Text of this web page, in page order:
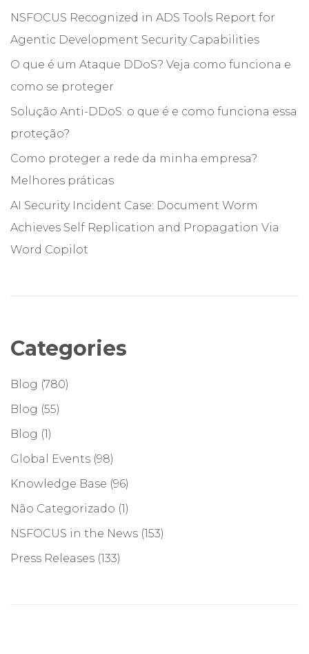
NSFOCUS Recognized in ADS Tools Report for
Agentic Development Security Capabilities
O que é um Ataque DDoS? Veja como funciona e
como se proteger
Solução Anti-DDoS: o que é e como funciona essa
proteção?
Como proteger a rede da minha empresa?
Melhores práticas
AI Security Incident Case: Document Worm
Achieves Self Replication and Propagation Via
Word Copilot
Categories
Blog (780)
Blog (55)
Blog (1)
Global Events (98)
Knowledge Base (96)
Não Categorizado (1)
NSFOCUS in the News (153)
Press Releases (133)